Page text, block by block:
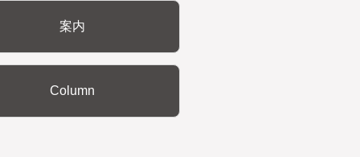
案内
Column